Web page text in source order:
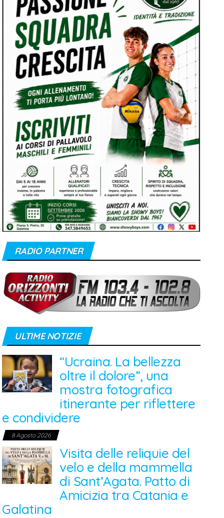
RADIO PARTNER
ULTIME NOTIZIE
“Ucraina. La bellezza
oltre il dolore”, una
mostra fotografica
itinerante per riflettere
e condividere
8 Agosto 2026
Visita delle reliquie del
velo e della mammella
di Sant’Agata. Patto di
Amicizia tra Catania e
Galatina